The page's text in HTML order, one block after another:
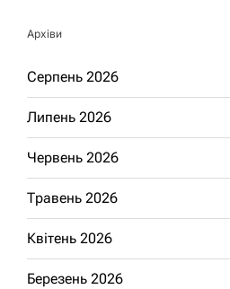
Архіви
Серпень 2026
Липень 2026
Червень 2026
Травень 2026
Квітень 2026
Березень 2026